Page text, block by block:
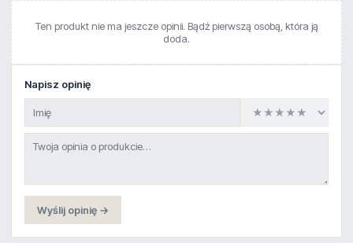
Ten produkt nie ma jeszcze opinii. Bądź pierwszą osobą, która ją
doda.
Napisz opinię
Wyślij opinię →